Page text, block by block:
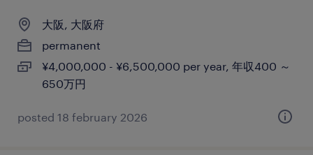
大阪, 大阪府
permanent
¥4,000,000 - ¥6,500,000 per year, 年収400 ～
650万円
posted 18 february 2026